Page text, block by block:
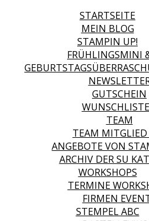
STARTSEITE
MEIN BLOG
STAMPIN UP!
FRÜHLINGSMINI
GUTSCHEIN
TEAM
TEAM MITGLIED
ANGEBOTE VON
ARCHIV DER SU
WORKSHOPS
TERMINE
FIRMEN
STEMPEL ABC